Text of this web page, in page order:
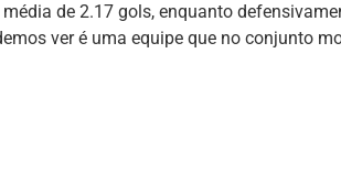
de 2.17 gols, enquanto
ver é uma equipe que no conjunto